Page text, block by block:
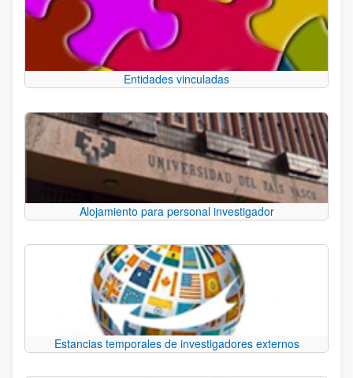
Entidades vinculadas
Alojamiento para personal investigador
Estancias temporales de investigadores externos